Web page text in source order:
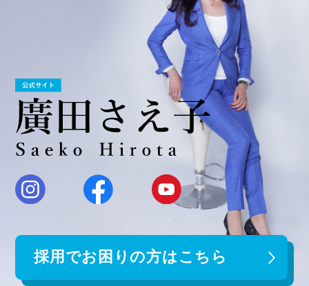
採用でお困りの方はこちら